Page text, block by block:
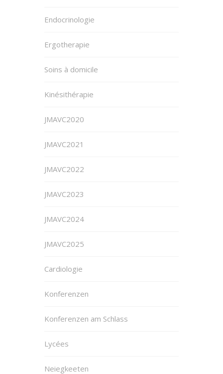
Endocrinologie
Ergotherapie
Soins à domicile
Kinésithérapie
JMAVC2020
JMAVC2021
JMAVC2022
JMAVC2023
JMAVC2024
JMAVC2025
Cardiologie
Konferenzen
Konferenzen am Schlass
Lycées
Neiegkeeten